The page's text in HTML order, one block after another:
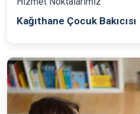
Kağıthane Çocuk Bakıcısı